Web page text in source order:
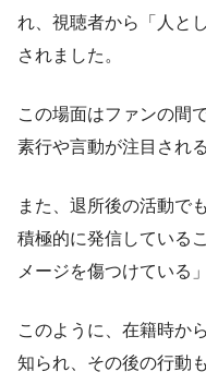
れ、視聴者から「人と
されました。
この場面はファンの間
素行や言動が注目され
また、退所後の活動で
積極的に発信している
メージを傷つけている
このように、在籍時か
知られ、その後の行動